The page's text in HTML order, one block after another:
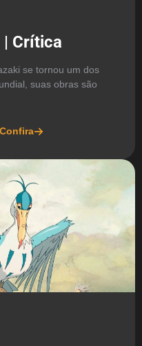
| Crítica
se tornou um dos
suas obras são